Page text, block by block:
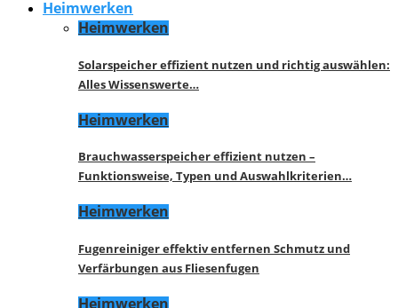
Heimwerken
Heimwerken
Solarspeicher effizient nutzen und richtig auswählen:
Alles Wissenswerte…
Heimwerken
Brauchwasserspeicher effizient nutzen –
Funktionsweise, Typen und Auswahlkriterien…
Heimwerken
Fugenreiniger effektiv entfernen Schmutz und
Verfärbungen aus Fliesenfugen
Heimwerken